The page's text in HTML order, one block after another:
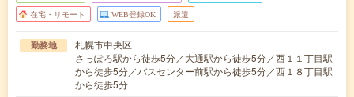
在宅・リモート WEB登録OK 派遣
勤務地
札幌市中央区
さっぽろ駅から徒歩5分／大通駅から徒歩5分／西１１丁目駅
から徒歩5分／バスセンター前駅から徒歩5分／西１８丁目駅
から徒歩5分